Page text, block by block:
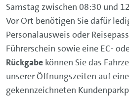
Samstag zwischen 08:30 und
Vor Ort benötigen Sie dafür
Personalausweis oder
Führerschein sowie eine EC-
Rückgabe können Sie das
unserer Öffnungszeiten auf
gekennzeichneten